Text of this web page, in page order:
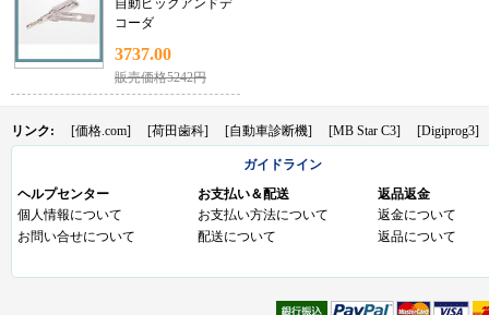
自動ピックアンドデ
コーダ
3737.00
販売価格5242円
リンク: [価格.com] [荷田歯科] [自動車診断機] [MB Star C3] [Digiprog3]
ガイドライン
ヘルプセンター
個人情報について
お問い合せについて
お支払い＆配送
お支払い方法について
配送について
返品返金
返金について
返品について